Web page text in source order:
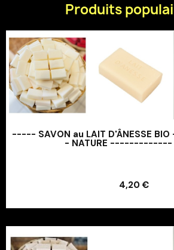
Produits
----- SAVON au LAIT D'ÂNESSE
- NATURE -------------
4,20 €
Ajouter au panier